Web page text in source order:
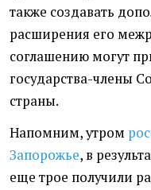
также создавать
расширения его
соглашению могут
государства-члены
страны.
Напомним, утром
Запорожье, в
еще трое получили